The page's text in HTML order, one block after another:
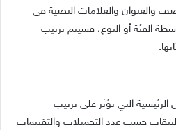
والعنوان والعلامات النصية في
الفئة أو النوع، فسيتم ترتيب
الرئيسية التي تؤثر على ترتيب
حسب عدد التحميلات والتقييمات